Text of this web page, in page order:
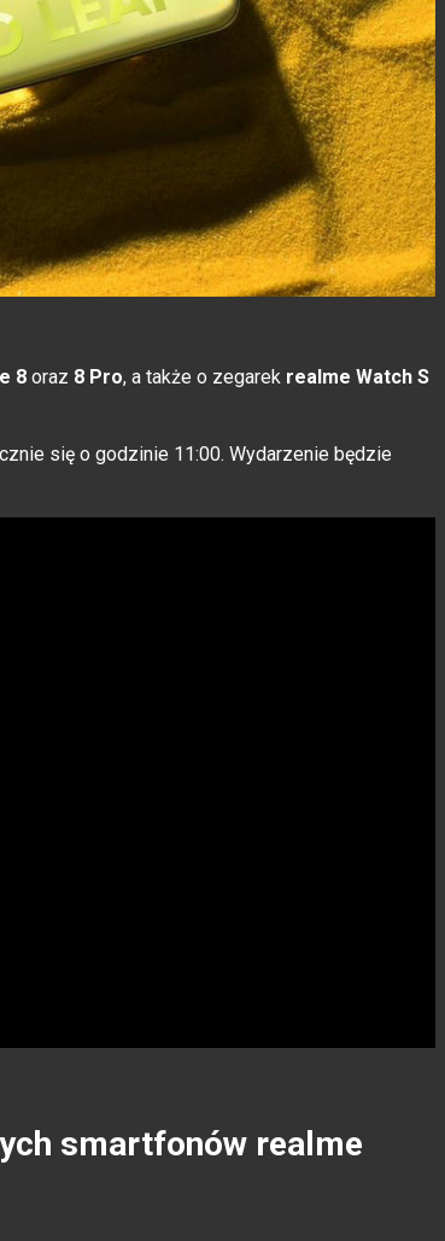
8 oraz 8 Pro, a także o zegarek realme Watch S
się o godzinie 11:00. Wydarzenie będzie
smartfonów realme